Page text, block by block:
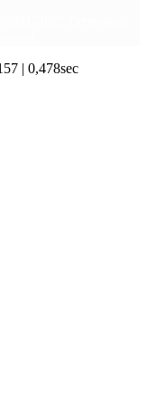
| 0,478sec